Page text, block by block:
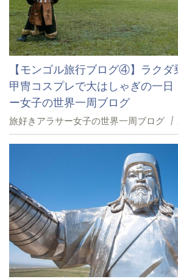
【モンゴル旅行ブログ④】ラクダ
甲冑コスプレで大はしゃぎの一日
ー女子の世界一周ブログ
旅好きアラサー女子の世界一周ブログ